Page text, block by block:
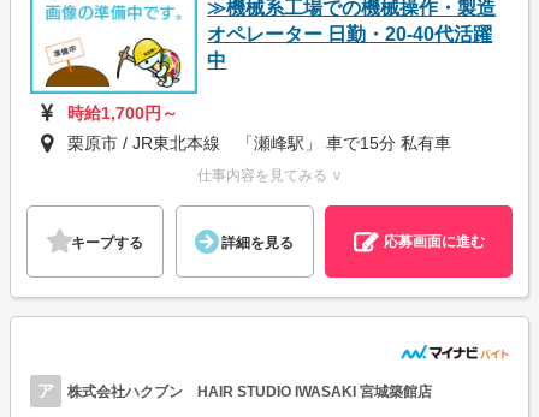
≫機械系工場での機械操作・製造
オペレーター 日勤・20-40代活躍
中
時給1,700円～
栗原市 / JR東北本線 「瀬峰駅」 車で15分 私有車
仕事内容を見てみる ∨
キープする 詳細を見る 応募画面に進む
ア 株式会社ハクブン HAIR STUDIO IWASAKI 宮城築館店